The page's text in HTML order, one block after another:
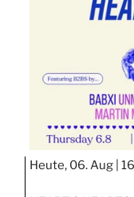
Heute, 06. Aug |